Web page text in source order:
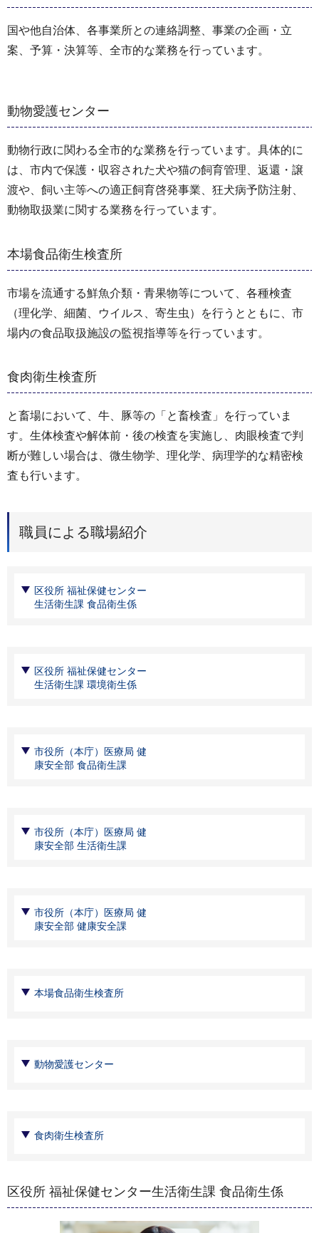
国や他自治体、各事業所との連絡調整、事業の企画・立
案、予算・決算等、全市的な業務を行っています。
動物愛護センター
動物行政に関わる全市的な業務を行っています。具体的に
は、市内で保護・収容された犬や猫の飼育管理、返還・譲
渡や、飼い主等への適正飼育啓発事業、狂犬病予防注射、
動物取扱業に関する業務を行っています。
本場食品衛生検査所
市場を流通する鮮魚介類・青果物等について、各種検査
（理化学、細菌、ウイルス、寄生虫）を行うとともに、市
場内の食品取扱施設の監視指導等を行っています。
食肉衛生検査所
と畜場において、牛、豚等の「と畜検査」を行っていま
す。生体検査や解体前・後の検査を実施し、肉眼検査で判
断が難しい場合は、微生物学、理化学、病理学的な精密検
査も行います。
職員による職場紹介
区役所 福祉保健センター
生活衛生課 食品衛生係
区役所 福祉保健センター
生活衛生課 環境衛生係
市役所（本庁）医療局 健
康安全部 食品衛生課
市役所（本庁）医療局 健
康安全部 生活衛生課
市役所（本庁）医療局 健
康安全部 健康安全課
本場食品衛生検査所
動物愛護センター
食肉衛生検査所
区役所 福祉保健センター生活衛生課 食品衛生係